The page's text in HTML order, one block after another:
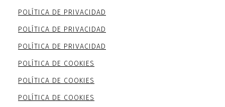
POLÍTICA DE PRIVACIDAD
POLÍTICA DE PRIVACIDAD
POLÍTICA DE PRIVACIDAD
POLÍTICA DE COOKIES
POLÍTICA DE COOKIES
POLÍTICA DE COOKIES